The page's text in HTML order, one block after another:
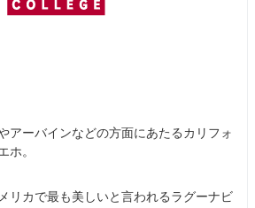
アーバインなどの方面にあたるカリフォ
ホ。
リカで最も美しいと言われるラグーナビ